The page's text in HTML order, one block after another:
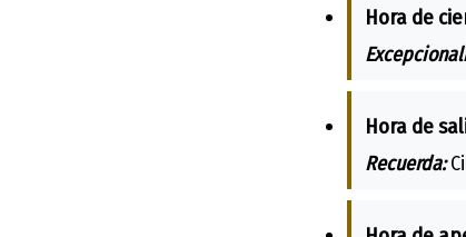
Hora de
Hora de
Recuerda: